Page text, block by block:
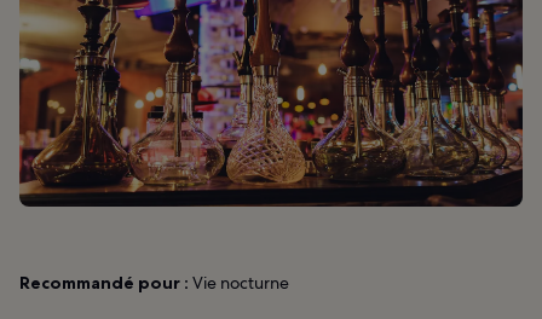
Recommandé pour : Vie nocturne